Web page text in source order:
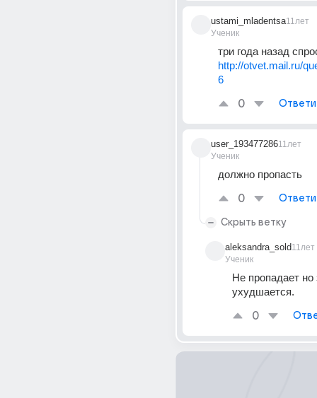
ustami_mladentsa
Ученик
11лет
три года назад
http://otvet.mail.ru/
6
0
user_193477286
Ученик
11лет
должно пропасть
0
Скрыть ветку
aleksandra_sold
Ученик
11лет
Не пропадает но
ухудшается.
0